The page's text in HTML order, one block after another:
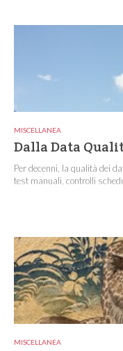
MISCELLANEA
Dalla Data
Per decenni, la qualità dei
test manuali, controlli
MISCELLANEA